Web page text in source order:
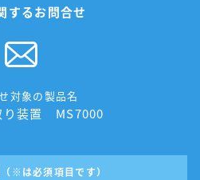
するお問合せ
対象の製品名
り装置 MS7000
（※は必須項目です）